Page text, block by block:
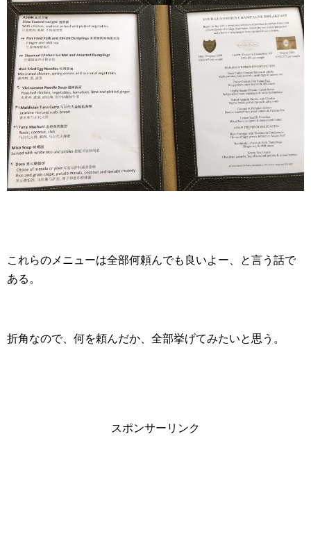
これらのメニューは全部何頼んでも良いよー、と言う話で
ある。
折角なので、何を頼んだか、全部挙げてみたいと思う。
スポンサーリンク